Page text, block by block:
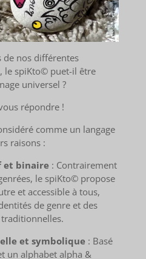
de nos différentes
le spiKto© puet-il être
universel ?
répondre !
comme un langage
raisons :
et binaire: Contrairement
le spiKto© propose
et accessible à tous,
de genre et des
et symbolique: Basé
un alphabet alpha &